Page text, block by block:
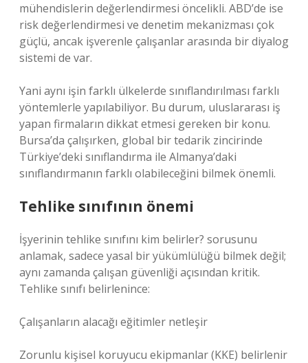
mühendislerin değerlendirmesi öncelikli. ABD’de ise
risk değerlendirmesi ve denetim mekanizması çok
güçlü, ancak işverenle çalışanlar arasında bir diyalog
sistemi de var.
Yani aynı işin farklı ülkelerde sınıflandırılması farklı
yöntemlerle yapılabiliyor. Bu durum, uluslararası iş
yapan firmaların dikkat etmesi gereken bir konu.
Bursa’da çalışırken, global bir tedarik zincirinde
Türkiye’deki sınıflandırma ile Almanya’daki
sınıflandırmanın farklı olabileceğini bilmek önemli.
Tehlike sınıfının önemi
İşyerinin tehlike sınıfını kim belirler? sorusunu
anlamak, sadece yasal bir yükümlülüğü bilmek değil;
aynı zamanda çalışan güvenliği açısından kritik.
Tehlike sınıfı belirlenince:
Çalışanların alacağı eğitimler netleşir
Zorunlu kişisel koruyucu ekipmanlar (KKE) belirlenir